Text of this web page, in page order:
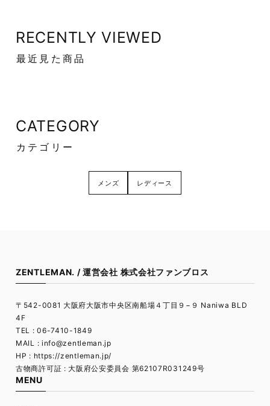
RECENTLY VIEWED
最近見た商品
CATEGORY
カテゴリー
メンズ レディース
ZENTLEMAN. / 運営会社 株式会社ファンブロス
〒542-0081 大阪府大阪市中央区南船場４丁目９−９ Naniwa BLD
4F
TEL : 06-7410-1849
MAIL : info@zentleman.jp
HP : https://zentleman.jp/
古物商許可証 : 大阪府公安委員会 第62107R031249号
MENU